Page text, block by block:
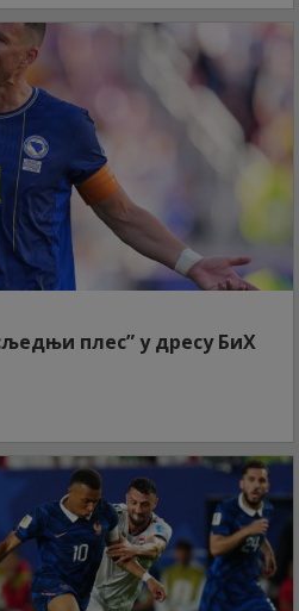
плес” у дресу БиХ